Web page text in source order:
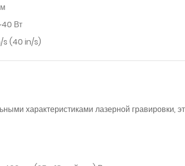
Вт
s (40 in/s)
характеристиками лазерной гравировки,